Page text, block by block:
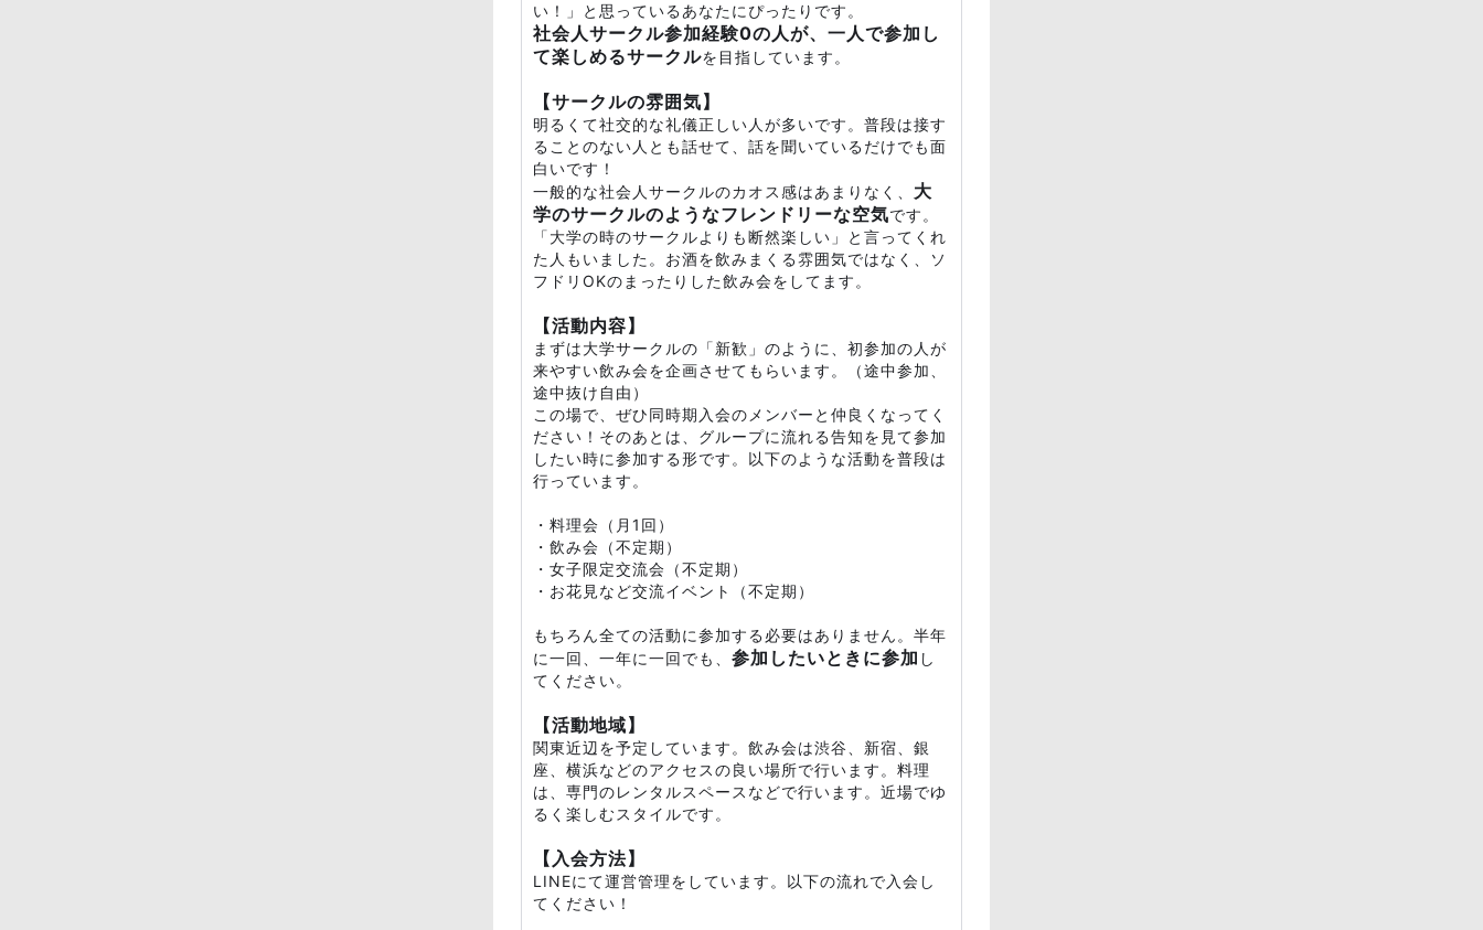
い！」と思っているあなたにぴったりです。
社会人サークル参加経験0の人が、一人で参加し
て楽しめるサークルを目指しています。
【サークルの雰囲気】
明るくて社交的な礼儀正しい人が多いです。普段は接す
ることのない人とも話せて、話を聞いているだけでも面
白いです！
一般的な社会人サークルのカオス感はあまりなく、 大
学のサークルのようなフレンドリーな空気です。
「大学の時のサークルよりも断然楽しい」と言ってくれ
た人もいました。お酒を飲みまくる雰囲気ではなく、ソ
フドリOKのまったりした飲み会をしてます。
【活動内容】
まずは大学サークルの「新歓」のように、初参加の人が
来やすい飲み会を企画させてもらいます。（途中参加、
途中抜け自由）
この場で、ぜひ同時期入会のメンバーと仲良くなってく
ださい！そのあとは、グループに流れる告知を見て参加
したい時に参加する形です。以下のような活動を普段は
行っています。
・料理会（月1回）
・飲み会（不定期）
・女子限定交流会（不定期）
・お花見など交流イベント（不定期）
もちろん全ての活動に参加する必要はありません。半年
に一回、一年に一回でも、 参加したいときに参加 し
てください。
【活動地域】
関東近辺を予定しています。飲み会は渋谷、新宿、銀
座、横浜などのアクセスの良い場所で行います。料理
は、専門のレンタルスペースなどで行います。近場でゆ
るく楽しむスタイルです。
【入会方法】
LINEにて運営管理をしています。以下の流れで入会し
てください！